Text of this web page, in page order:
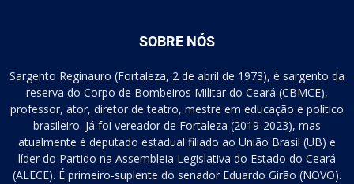
SOBRE NÓS
Sargento Reginauro (Fortaleza, 2 de abril de 1973), é sargento da
reserva do Corpo de Bombeiros Militar do Ceará (CBMCE),
professor, ator, diretor de teatro, mestre em educação e político
brasileiro. Já foi vereador de Fortaleza (2019-2023), mas
atualmente é deputado estadual filiado ao União Brasil (UB) e
líder do Partido na Assembleia Legislativa do Estado do Ceará
(ALECE). É primeiro-suplente do senador Eduardo Girão (NOVO).